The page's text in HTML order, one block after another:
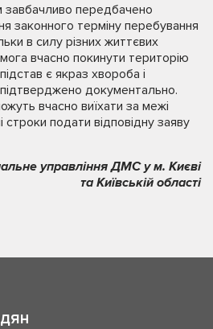
передбачено
законного терміну перебування
в силу різних життєвих
вчасно покинути територію
є якраз хвороба і
документально.
вчасно виїхати за межі
строки подати відповідну заяву
управління ДМС у м. Києві
та Київській області